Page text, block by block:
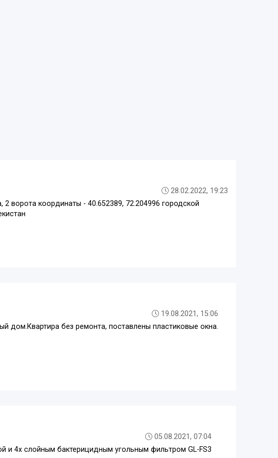
28.02.2022, 19:23
ворота координаты - 40.652389, 72.204996 городской
19.08.2021, 15:06
дом.Квартира без ремонта, поставлены пластиковые окна.
05.08.2021, 07:04
и 4х слойным бактерицидным угольным фильтром GL-FS3